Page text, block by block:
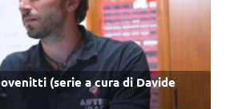
(serie a cura di Davide